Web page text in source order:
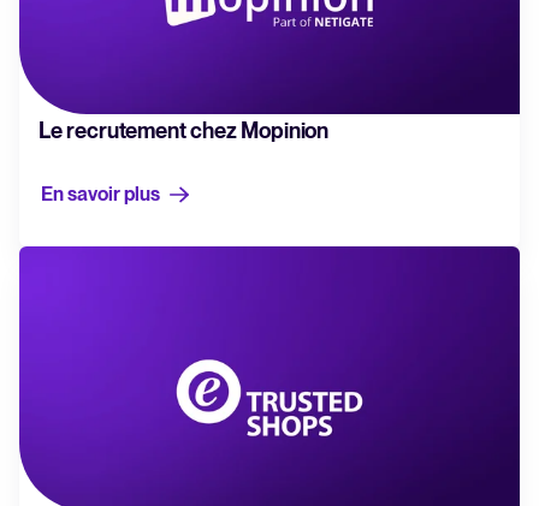
Le recrutement chez Mopinion
En savoir plus